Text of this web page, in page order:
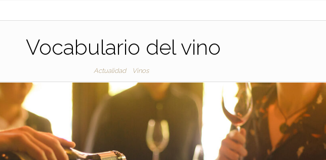
Vocabulario del vino
Actualidad Vinos